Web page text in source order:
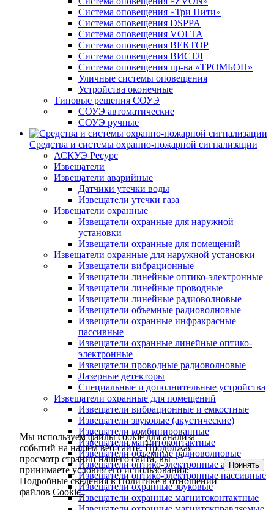
Система оповещения «Три Нити»
Система оповещения DSPPA
Система оповещения VOLTA
Система оповещения ВЕКТОР
Система оповещения ВИСТЛ
Система оповещения пр-ва «ТРОМБОН»
Уличные системы оповещения
Устройства оконечные
Типовые решения СОУЭ
СОУЭ автоматические
СОУЭ ручные
Средства и системы охранно-пожарной сигнализации
АСКУЭ Ресурс
Извещатели
Извещатели аварийные
Датчики утечки воды
Извещатели утечки газа
Извещатели охранные
Извещатели охранные для наружной
установки
Извещатели охранные для помещений
Извещатели охранные для наружной установки
Извещатели вибрационные
Извещатели линейные оптико-электронные
Извещатели линейные проводные
Извещатели линейные радиоволновые
Извещатели объемные радиоволновые
Извещатели охранные инфракрасные
пассивные
Извещатели охранные линейные оптико-
электронные
Извещатели проводные радиоволновые
Лазерные детекторы
Специальные и дополнительные устройства
Извещатели охранные для помещений
Извещатели вибрационные и емкостные
Извещатели звуковые (акустические)
Извещатели комбинированные
Извещатели магнитоконтактные
Извещатели объемные радиоволновые
Извещатели оптико-электронные активные
Извещатели оптико-электронные пассивные
Извещатели охранные звуковые
Извещатели охранные магнитоконтактные
Мы используем файлы cookie для анализа
событий на нашем веб-сайте. Продолжая
просмотр страниц нашего сайта, вы
принимаете условия его использования.
Подробные сведения в Политике в отношении
файловCookie.
Принять